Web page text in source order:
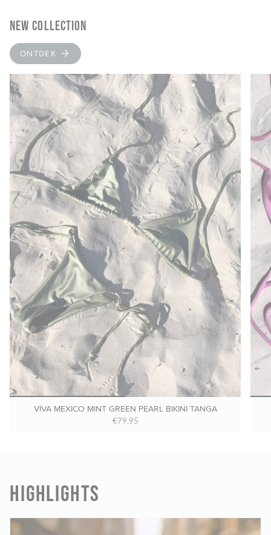
NEW COLLECTION
ONTDEK
VIVA MEXICO MINT GREEN PEARL BIKINI TANGA
€79,95
HIGHLIGHTS